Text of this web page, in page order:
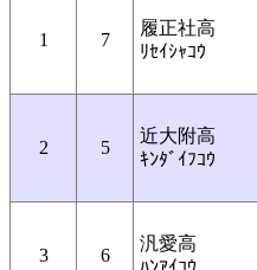
1 7
履正社高
ﾘｾｲｼｬｺｳ
2 5
近大附高
ｷﾝﾀﾞｲﾌｺｳ
3 6
汎愛高